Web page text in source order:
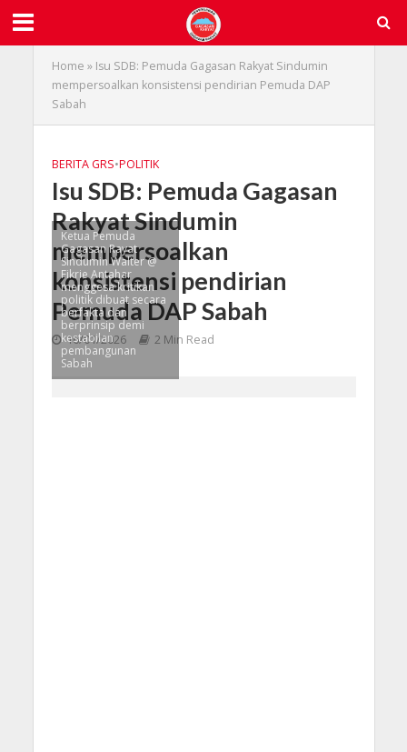
Home » Isu SDB: Pemuda Gagasan Rakyat Sindumin
mempersoalkan konsistensi pendirian Pemuda DAP
Sabah
BERITA GRS•POLITIK
Isu SDB: Pemuda Gagasan
Rakyat Sindumin
mempersoalkan
konsistensi pendirian
Pemuda DAP Sabah
16/01/2026 2 Min Read
Ketua Pemuda
Gagasan Rayat
Sindumin Walter @
Fikrie Antahar
menggesa kritikan
politik dibuat secara
berfakta dan
berprinsip demi
kestabilan
pembangunan
Sabah